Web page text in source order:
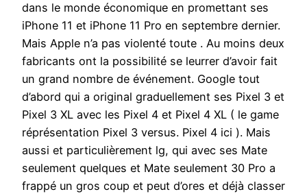
dans le monde économique en promettant ses
iPhone 11 et iPhone 11 Pro en septembre dernier.
Mais Apple n’a pas violenté toute . Au moins deux
fabricants ont la possibilité se leurrer d’avoir fait
un grand nombre de événement. Google tout
d’abord qui a original graduellement ses Pixel 3 et
Pixel 3 XL avec les Pixel 4 et Pixel 4 XL ( le game
réprésentation Pixel 3 versus. Pixel 4 ici ). Mais
aussi et particulièrement lg, qui avec ses Mate
seulement quelques et Mate seulement 30 Pro a
frappé un gros coup et peut d’ores et déjà classer